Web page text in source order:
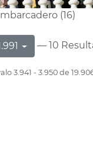
(16)
— 10
3.941 - 3.950 de